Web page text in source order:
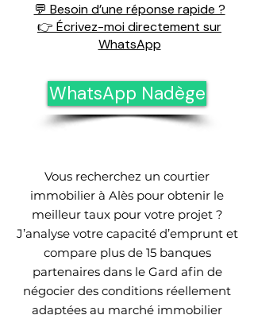
💬 Besoin d’une réponse rapide ?
👉 Écrivez-moi directement sur
WhatsApp
WhatsApp Nadège
Vous recherchez un courtier
immobilier à Alès pour obtenir le
meilleur taux pour votre projet ?
J’analyse votre capacité d’emprunt et
compare plus de 15 banques
partenaires dans le Gard afin de
négocier des conditions réellement
adaptées au marché immobilier